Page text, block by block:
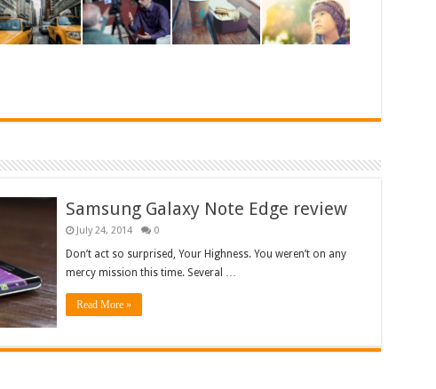
Samsung Galaxy Note Edge review
July 24, 2014 0
Don’t act so surprised, Your Highness. You weren’t on any
mercy mission this time. Several …
Read More »